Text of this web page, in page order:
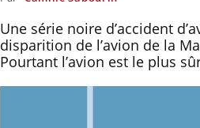
Une série noire d’accident
disparition de l’avion de la
Pourtant l’avion est le plus